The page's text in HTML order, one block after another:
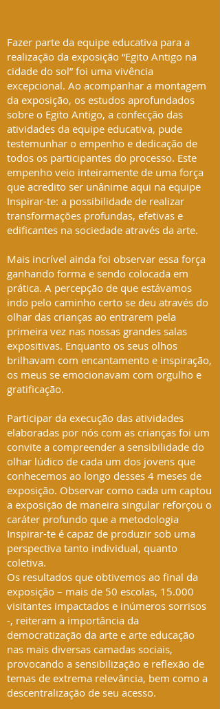
Fazer parte da equipe educativa para a
realização da exposição “Egito Antigo na
cidade do sol” foi uma vivência
excepcional. Ao acompanhar a montagem
da exposição, os estudos aprofundados
sobre o Egito Antigo, a confecção das
atividades da equipe educativa, pude
testemunhar o empenho e dedicação de
todos os participantes do processo. Este
empenho veio inteiramente de uma força
que acredito ser unânime aqui na equipe
Inspirar-te: a possibilidade de realizar
transformações profundas, efetivas e
edificantes na sociedade através da arte.
Mais incrível ainda foi observar essa força
ganhando forma e sendo colocada em
prática. A percepção de que estávamos
indo pelo caminho certo se deu através do
olhar das crianças ao entrarem pela
primeira vez nas nossas grandes salas
expositivas. Enquanto os seus olhos
brilhavam com encantamento e inspiração,
os meus se emocionavam com orgulho e
gratificação.
Participar da execução das atividades
elaboradas por nós com as crianças foi um
convite a compreender a sensibilidade do
olhar lúdico de cada um dos jovens que
conhecemos ao longo desses 4 meses de
exposição. Observar como cada um captou
a exposição de maneira singular reforçou o
caráter profundo que a metodologia
Inspirar-te é capaz de produzir sob uma
perspectiva tanto individual, quanto
coletiva.
Os resultados que obtivemos ao final da
exposição – mais de 50 escolas, 15.000
visitantes impactados e inúmeros sorrisos
-, reiteram a importância da
democratização da arte e arte educação
nas mais diversas camadas sociais,
provocando a sensibilização e reflexão de
temas de extrema relevância, bem como a
descentralização de seu acesso.